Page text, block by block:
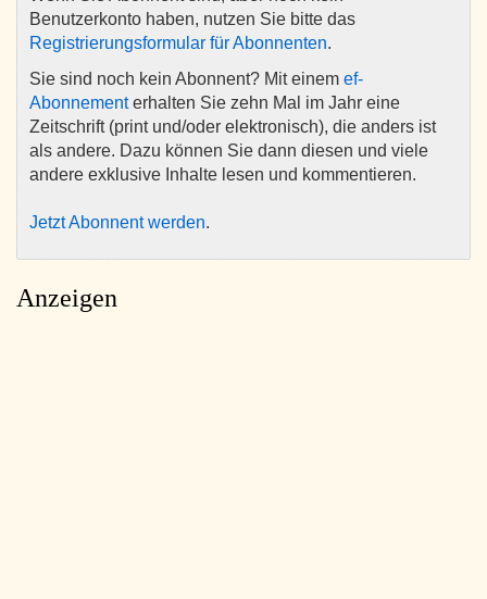
Benutzerkonto haben, nutzen Sie bitte das
Registrierungsformular für Abonnenten.
Sie sind noch kein Abonnent? Mit einem ef-
Abonnementerhalten Sie zehn Mal im Jahr eine
Zeitschrift (print und/oder elektronisch), die anders ist
als andere. Dazu können Sie dann diesen und viele
andere exklusive Inhalte lesen und kommentieren.
Jetzt Abonnent werden.
Anzeigen